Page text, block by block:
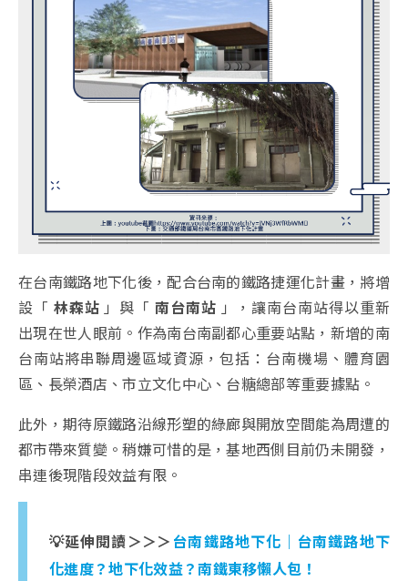
在台南鐵路地下化後，配合台南的鐵路捷運化計畫，將增
設「 林森站 」與「南台南站 」，讓南台南站得以重新
出現在世人眼前。作為南台南副都心重要站點，新增的南
台南站將串聯周邊區域資源，包括：台南機場、體育園
區、長榮酒店、市立文化中心、台糖總部等重要據點。
此外，期待原鐵路沿線形塑的綠廊與開放空間能為周遭的
都市帶來質變。稍嫌可惜的是，基地西側目前仍未開發，
串連後現階段效益有限。
💡延伸閱讀＞＞＞ 台南鐵路地下化｜台南鐵路地下
化進度？地下化效益？南鐵東移懶人包！